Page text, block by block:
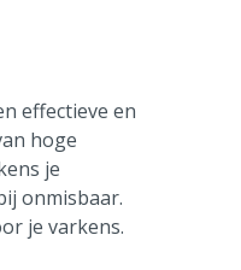
effectieve en
hoge
je
onmisbaar.
je varkens.